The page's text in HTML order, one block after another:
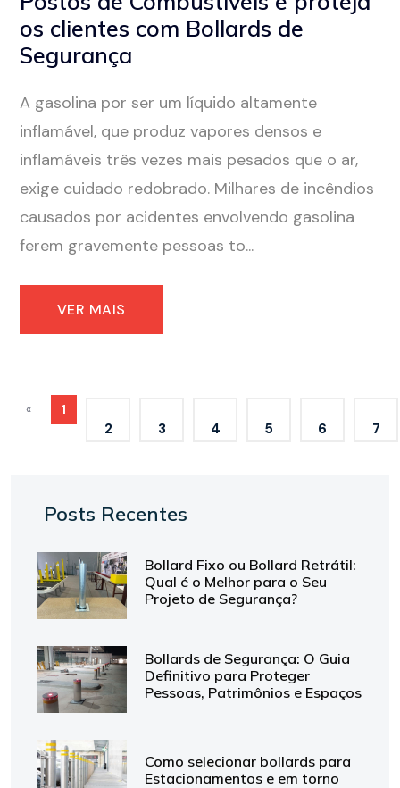
os clientes com Bollards de
Segurança
A gasolina por ser um líquido altamente
inflamável, que produz vapores densos e
inflamáveis ​​três vezes mais pesados ​​que o ar,
exige cuidado redobrado. Milhares de incêndios
causados ​​por acidentes envolvendo gasolina
ferem gravemente pessoas to...
VER MAIS
« 1
2 3 4 5 6 7
Posts Recentes
Bollard Fixo ou Bollard Retrátil:
Qual é o Melhor para o Seu
Projeto de Segurança?
Bollards de Segurança: O Guia
Definitivo para Proteger
Pessoas, Patrimônios e Espaços
Como selecionar bollards para
Estacionamentos e em torno